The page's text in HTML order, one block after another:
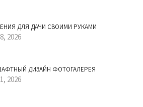
ДЛЯ ДАЧИ СВОИМИ РУКАМИ
2026
ДИЗАЙН ФОТОГАЛЕРЕЯ
2026